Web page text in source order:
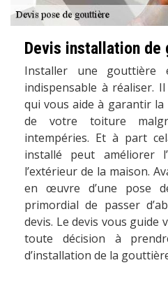
Devis installation de
Installer une gouttière
indispensable à réaliser.
qui vous aide à garantir
de votre toiture
intempéries. Et à part
installé peut améliorer
l’extérieur de la maison.
en œuvre d’une pose
primordial de passer
devis. Le devis vous guide
toute décision à
d’installation de la